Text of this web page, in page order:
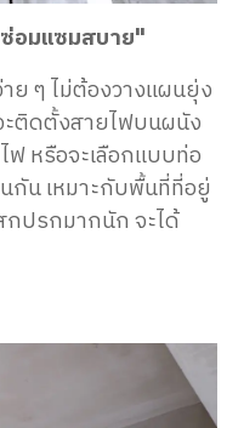
อมแซมสบาย"
ย ๆ ไม่ต้องวางแผนยุ่ง
ติดตั้งสายไฟบนผนัง
ฟ หรือจะเลือกแบบท่อ
กัน เหมาะกับพื้นที่ที่อยู่
กปรกมากนัก จะได้